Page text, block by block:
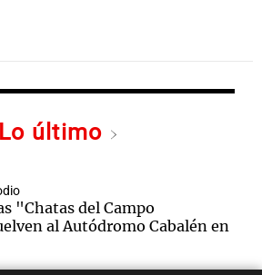
Lo último
"Chatas del Campo
al Autódromo Cabalén en